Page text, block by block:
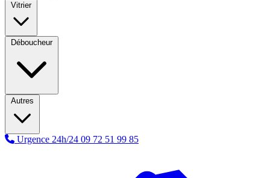
Vitrier
Déboucheur
Autres
Urgence 24h/24 09 72 51 99 85